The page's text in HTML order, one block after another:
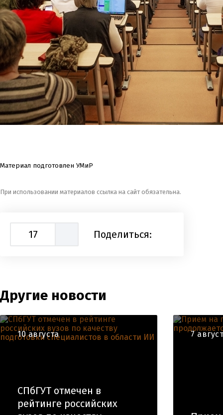
Материал подготовлен УМиР
При использовании материалов ссылка на сайт обязательна.
17 Поделиться:
Другие новости
10 августа
СПбГУТ отмечен в
рейтинге российских
7